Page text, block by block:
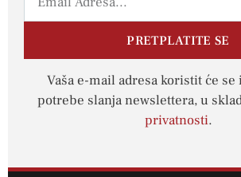
PRETPLATITE SE
Vaša e-mail adresa koristit će se
potrebe slanja newslettera, u
privatnosti.